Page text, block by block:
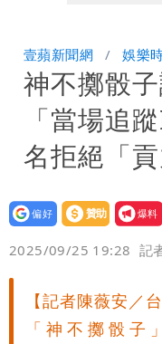
壹蘋新聞網 娛樂
神不擲骰
「當場追
名拒絕「貢
設為
贊助
我要
爆料
2025/09/25 19:28 記
【記者陳薇安／
「神不擲骰子